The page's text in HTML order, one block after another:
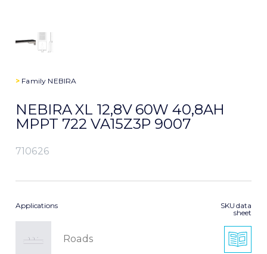
> Family NEBIRA
NEBIRA XL 12,8V 60W 40,8AH
MPPT 722 VA15Z3P 9007
710626
Applications
Roads
SKU data
sheet